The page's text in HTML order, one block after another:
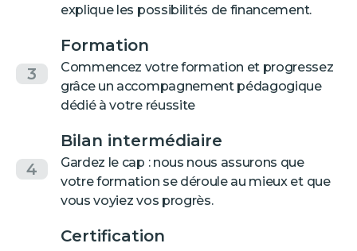
explique les possibilités de financement.
3
Formation
Commencez votre formation et progressez
grâce un accompagnement pédagogique
dédié à votre réussite
4
Bilan intermédiaire
Gardez le cap : nous nous assurons que
votre formation se déroule au mieux et que
vous voyiez vos progrès.
Certification